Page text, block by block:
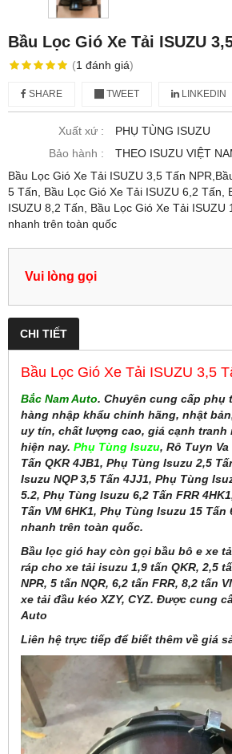
Bầu Lọc Gió Xe Tải ISUZU
(1 đánh giá)
SHARE TWEET LINKEDIN
Xuất xứ :
PHỤ TÙNG ISUZU
Bảo hành :
THEO ISUZU VIỆT
Bầu Lọc Gió Xe Tải ISUZU 3,5 Tấn
5 Tấn, Bầu Lọc Gió Xe Tải ISUZU 6,2 Tấn,
ISUZU 8,2 Tấn, Bầu Lọc Gió Xe Tải ISUZU
nhanh trên toàn quốc
Vui lòng gọi
CHI TIẾT
Bầu Lọc Gió Xe Tải ISUZU 3,5
Bắc Nam Auto. Chuyên cung cấp phụ
hàng nhập khẩu chính hãng, nhật
uy tín, chất lượng cao, giá cạnh
hiện nay. Phụ Tùng Isuzu, Rô Tuyn Va
Tấn QKR 4JB1, Phụ Tùng Isuzu 2,5
Isuzu NQP 3,5 Tấn 4JJ1, Phụ Tùng
5.2, Phụ Tùng Isuzu 6,2 Tấn FRR
Tấn VM 6HK1, Phụ Tùng Isuzu 15 Tấn
nhanh trên toàn quốc.
Bầu lọc gió hay còn gọi bầu bô e xe
ráp cho xe tải isuzu 1,9 tấn QKR, 2,5
NPR, 5 tấn NQR, 6,2 tấn FRR, 8,2 tấn
xe tải đầu kéo XZY, CYZ. Được cung
Auto
Liên hệ trực tiếp để biết thêm về giá